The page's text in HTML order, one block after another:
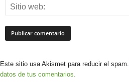
Este sitio usa Akismet para reducir el spam.
datos de tus comentarios.